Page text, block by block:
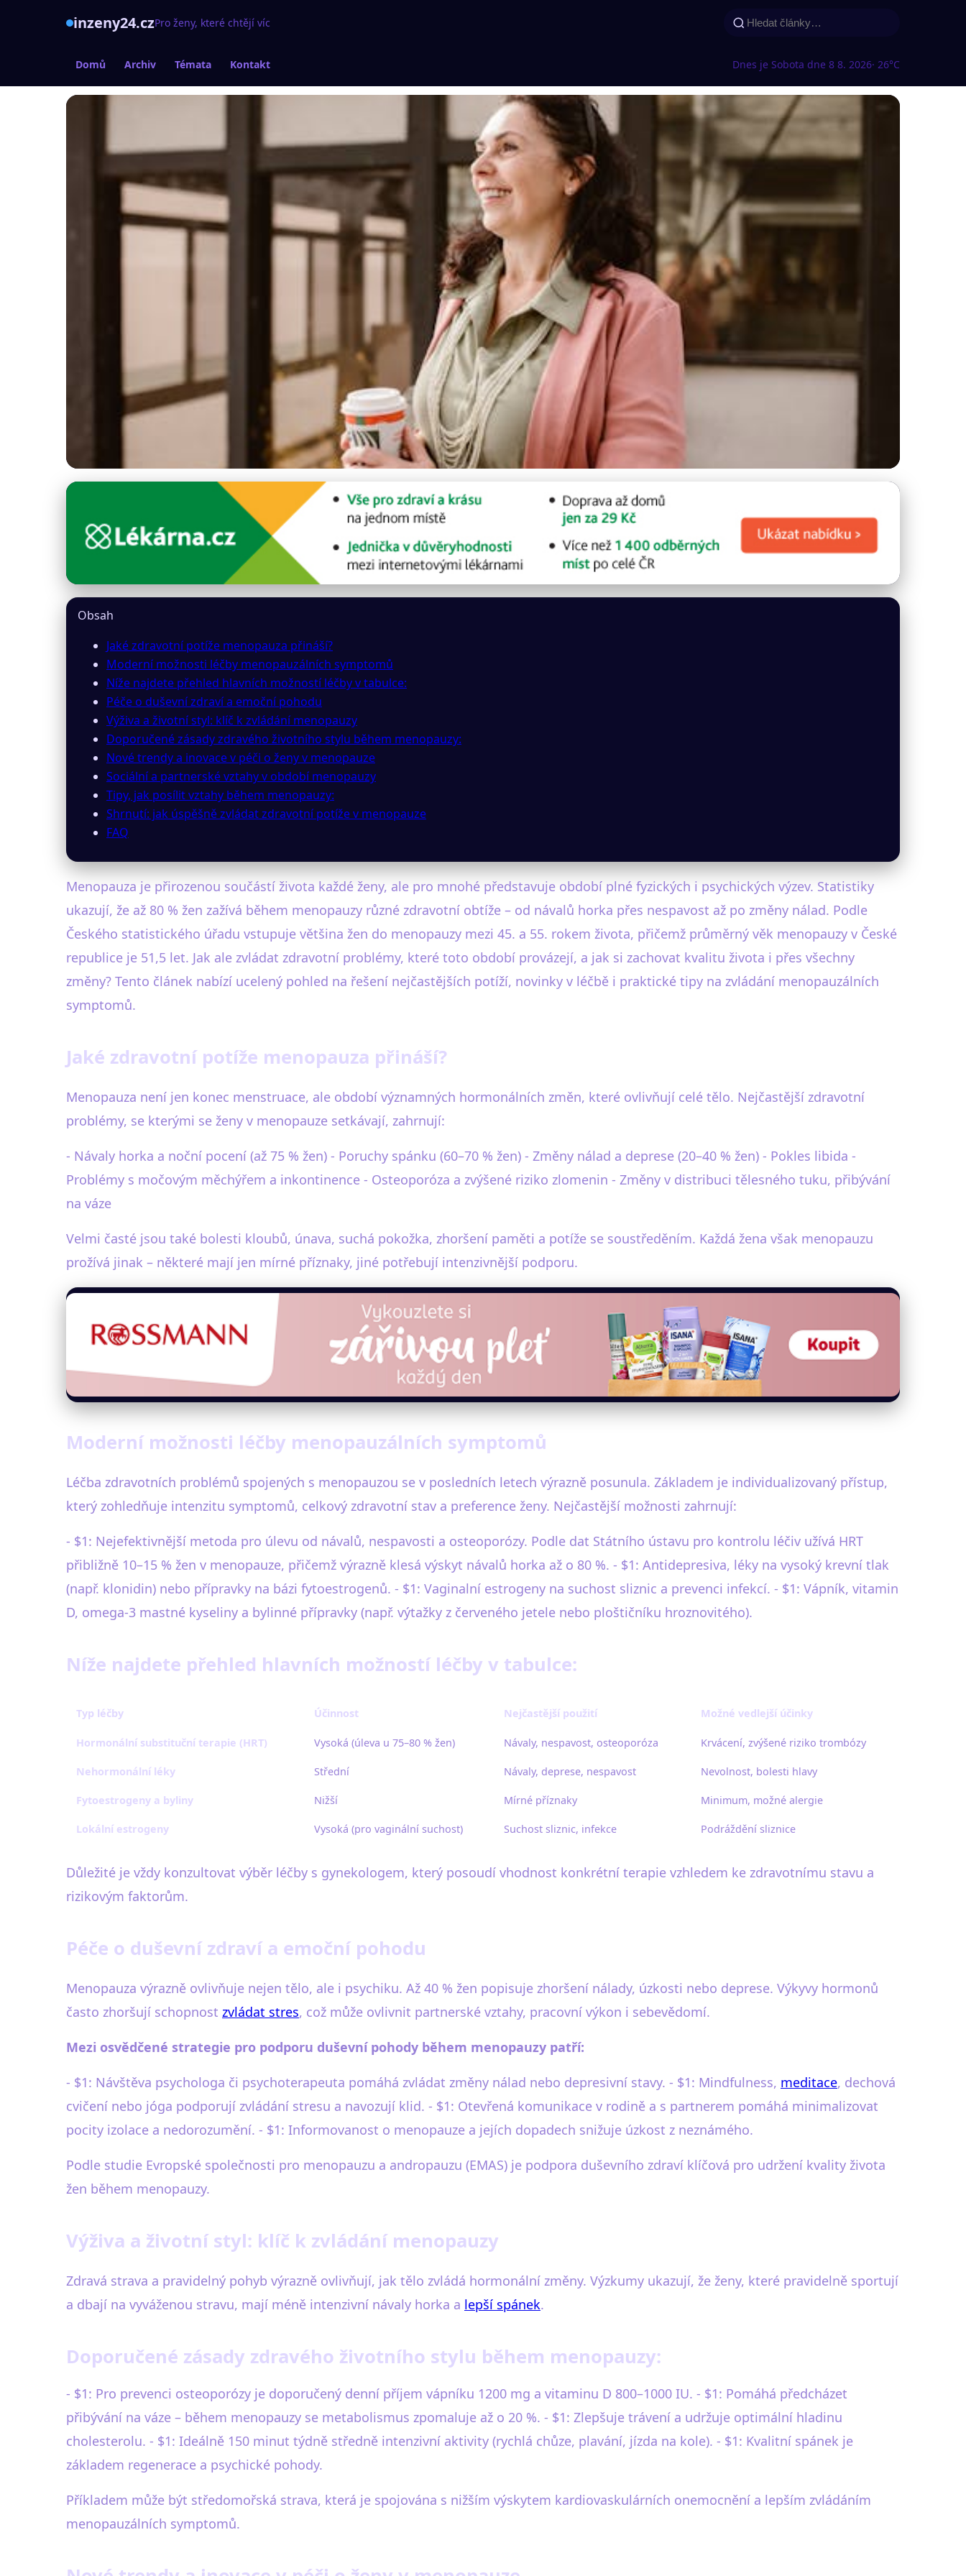
inzeny24.czPro ženy, které chtějí víc
Domů Archiv Témata Kontakt Dnes je Sobota dne 8 8. 2026· 26°C
Menopauza: Jak Zvládat Příznaky a Udržet Kvalitu Života
· 8 min čtení · Autor: Petra Benešová
Obsah
Jaké zdravotní potíže menopauza přináší?
Moderní možnosti léčby menopauzálních symptomů
Níže najdete přehled hlavních možností léčby v tabulce:
Péče o duševní zdraví a emoční pohodu
Výživa a životní styl: klíč k zvládání menopauzy
Doporučené zásady zdravého životního stylu během menopauzy:
Nové trendy a inovace v péči o ženy v menopauze
Sociální a partnerské vztahy v období menopauzy
Tipy, jak posílit vztahy během menopauzy:
Shrnutí: jak úspěšně zvládat zdravotní potíže v menopauze
FAQ
Menopauza je přirozenou součástí života každé ženy, ale pro mnohé představuje období plné fyzických i psychických výzev. Statistiky
ukazují, že až 80 % žen zažívá během menopauzy různé zdravotní obtíže – od návalů horka přes nespavost až po změny nálad. Podle
Českého statistického úřadu vstupuje většina žen do menopauzy mezi 45. a 55. rokem života, přičemž průměrný věk menopauzy v České
republice je 51,5 let. Jak ale zvládat zdravotní problémy, které toto období provázejí, a jak si zachovat kvalitu života i přes všechny
změny? Tento článek nabízí ucelený pohled na řešení nejčastějších potíží, novinky v léčbě i praktické tipy na zvládání menopauzálních
symptomů.
Jaké zdravotní potíže menopauza přináší?
Menopauza není jen konec menstruace, ale období významných hormonálních změn, které ovlivňují celé tělo. Nejčastější zdravotní
problémy, se kterými se ženy v menopauze setkávají, zahrnují:
- Návaly horka a noční pocení (až 75 % žen) - Poruchy spánku (60–70 % žen) - Změny nálad a deprese (20–40 % žen) - Pokles libida -
Problémy s močovým měchýřem a inkontinence - Osteoporóza a zvýšené riziko zlomenin - Změny v distribuci tělesného tuku, přibývání
na váze
Velmi časté jsou také bolesti kloubů, únava, suchá pokožka, zhoršení paměti a potíže se soustředěním. Každá žena však menopauzu
prožívá jinak – některé mají jen mírné příznaky, jiné potřebují intenzivnější podporu.
Moderní možnosti léčby menopauzálních symptomů
Léčba zdravotních problémů spojených s menopauzou se v posledních letech výrazně posunula. Základem je individualizovaný přístup,
který zohledňuje intenzitu symptomů, celkový zdravotní stav a preference ženy. Nejčastější možnosti zahrnují:
- $1: Nejefektivnější metoda pro úlevu od návalů, nespavosti a osteoporózy. Podle dat Státního ústavu pro kontrolu léčiv užívá HRT
přibližně 10–15 % žen v menopauze, přičemž výrazně klesá výskyt návalů horka až o 80 %. - $1: Antidepresiva, léky na vysoký krevní tlak
(např. klonidin) nebo přípravky na bázi fytoestrogenů. - $1: Vaginalní estrogeny na suchost sliznic a prevenci infekcí. - $1: Vápník, vitamin
D, omega-3 mastné kyseliny a bylinné přípravky (např. výtažky z červeného jetele nebo ploštičníku hroznovitého).
Níže najdete přehled hlavních možností léčby v tabulce:
Typ léčby Účinnost Nejčastější použití Možné vedlejší účinky
Hormonální substituční terapie (HRT) Vysoká (úleva u 75–80 % žen) Návaly, nespavost, osteoporóza Krvácení, zvýšené riziko trombózy
Nehormonální léky Střední Návaly, deprese, nespavost Nevolnost, bolesti hlavy
Fytoestrogeny a byliny Nižší Mírné příznaky Minimum, možné alergie
Lokální estrogeny Vysoká (pro vaginální suchost) Suchost sliznic, infekce Podráždění sliznice
Důležité je vždy konzultovat výběr léčby s gynekologem, který posoudí vhodnost konkrétní terapie vzhledem ke zdravotnímu stavu a
rizikovým faktorům.
Péče o duševní zdraví a emoční pohodu
Menopauza výrazně ovlivňuje nejen tělo, ale i psychiku. Až 40 % žen popisuje zhoršení nálady, úzkosti nebo deprese. Výkyvy hormonů
často zhoršují schopnost zvládat stres, což může ovlivnit partnerské vztahy, pracovní výkon i sebevědomí.
Mezi osvědčené strategie pro podporu duševní pohody během menopauzy patří:
- $1: Návštěva psychologa či psychoterapeuta pomáhá zvládat změny nálad nebo depresivní stavy. - $1: Mindfulness, meditace, dechová
cvičení nebo jóga podporují zvládání stresu a navozují klid. - $1: Otevřená komunikace v rodině a s partnerem pomáhá minimalizovat
pocity izolace a nedorozumění. - $1: Informovanost o menopauze a jejích dopadech snižuje úzkost z neznámého.
Podle studie Evropské společnosti pro menopauzu a andropauzu (EMAS) je podpora duševního zdraví klíčová pro udržení kvality života
žen během menopauzy.
Výživa a životní styl: klíč k zvládání menopauzy
Zdravá strava a pravidelný pohyb výrazně ovlivňují, jak tělo zvládá hormonální změny. Výzkumy ukazují, že ženy, které pravidelně sportují
a dbají na vyváženou stravu, mají méně intenzivní návaly horka a lepší spánek.
Doporučené zásady zdravého životního stylu během menopauzy:
- $1: Pro prevenci osteoporózy je doporučený denní příjem vápníku 1200 mg a vitaminu D 800–1000 IU. - $1: Pomáhá předcházet
přibývání na váze – během menopauzy se metabolismus zpomaluje až o 20 %. - $1: Zlepšuje trávení a udržuje optimální hladinu
cholesterolu. - $1: Ideálně 150 minut týdně středně intenzivní aktivity (rychlá chůze, plavání, jízda na kole). - $1: Kvalitní spánek je
základem regenerace a psychické pohody.
Příkladem může být středomořská strava, která je spojována s nižším výskytem kardiovaskulárních onemocnění a lepším zvládáním
menopauzálních symptomů.